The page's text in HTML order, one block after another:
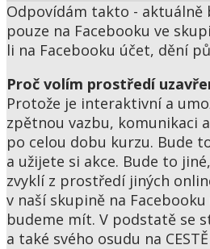
Odpovídám takto -
pouze na Facebooku ve
li na Facebooku účet, dění
Proč volím prostředí
Protože je interaktivní a
zpětnou vazbu, komunikaci
po celou dobu kurzu. Bude
a užijete si akce. Bude to
zvyklí z prostředí jiných
v naší skupině na
budeme mít. V podstatě se
a také svého osudu na